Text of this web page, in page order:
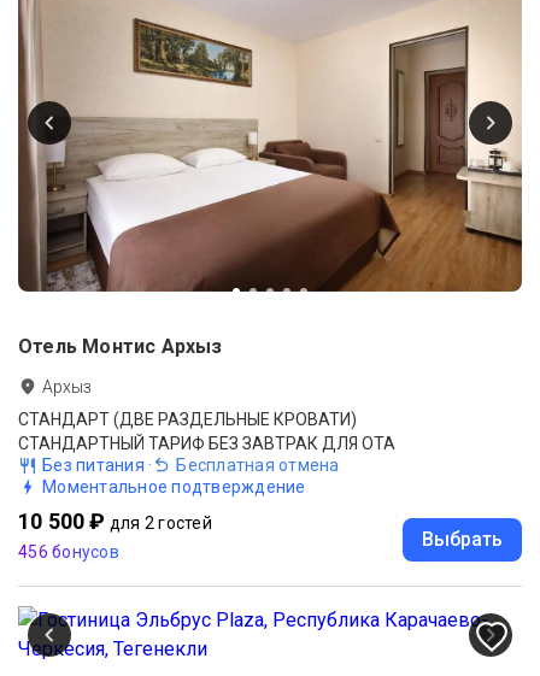
Отель Монтис Архыз
Архыз
СТАНДАРТ (ДВЕ РАЗДЕЛЬНЫЕ КРОВАТИ)
СТАНДАРТНЫЙ ТАРИФ БЕЗ ЗАВТРАК ДЛЯ ОТА
Без питания ·
Бесплатная отмена
Моментальное подтверждение
10 500 ₽ для 2 гостей
456 бонусов
Выбрать